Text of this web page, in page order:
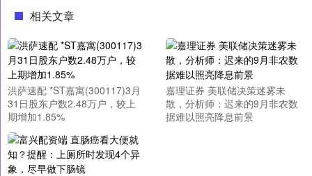
相关文章
洪萨速配 *ST嘉寓(300117)3月
31日股东户数2.48万户，较上
期增加1.85%
嘉理证券 美联储决策迷雾未
散，分析师：迟来的9月非农数
据难以照亮降息前景